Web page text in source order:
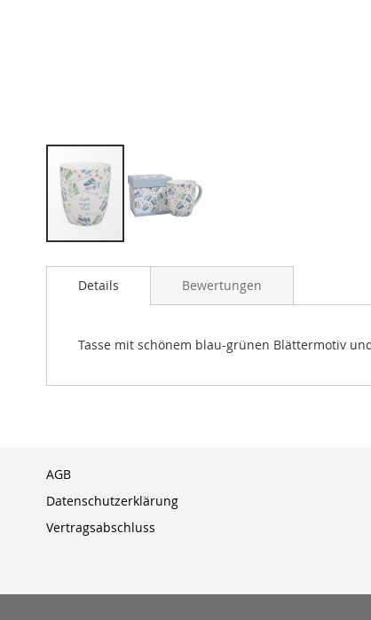
Anfang
Details
Tasse mit schönem blau-grünen Blättermotiv
Bewertungen
AGB
Datenschutzerklärung
Vertragsabschluss